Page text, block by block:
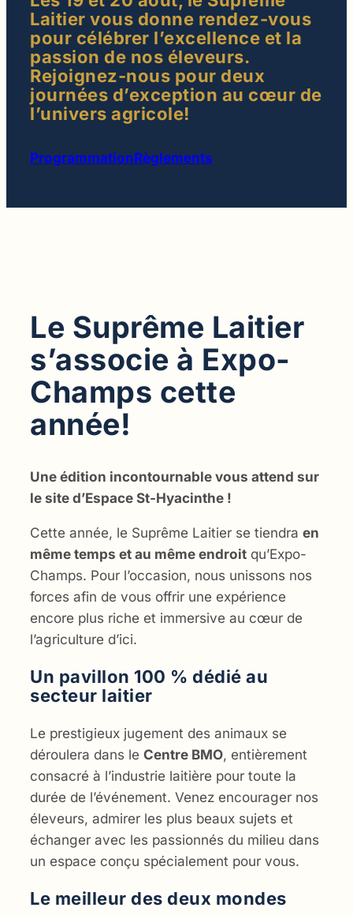
Laitier vous donne rendez-vous
pour célébrer l’excellence et la
passion de nos éleveurs.
Rejoignez-nous pour deux
journées d’exception au cœur de
l’univers agricole!
ProgrammationRèglements
Le Suprême Laitier
s’associe à Expo-
Champs cette
année!
Une édition incontournable vous attend sur
le site d’Espace St-Hyacinthe !
Cette année, le Suprême Laitier se tiendra en
même temps et au même endroit qu’Expo-
Champs. Pour l’occasion, nous unissons nos
forces afin de vous offrir une expérience
encore plus riche et immersive au cœur de
l’agriculture d’ici.
Un pavillon 100 % dédié au
secteur laitier
Le prestigieux jugement des animaux se
déroulera dans le Centre BMO, entièrement
consacré à l’industrie laitière pour toute la
durée de l’événement. Venez encourager nos
éleveurs, admirer les plus beaux sujets et
échanger avec les passionnés du milieu dans
un espace conçu spécialement pour vous.
Le meilleur des deux mondes